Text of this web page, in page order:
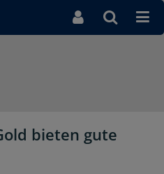
bieten gute